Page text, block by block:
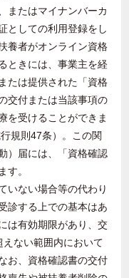
またはマイナンバーカ
としての利用登録をし
養者がオンライン資格
ときには、事業主を経
たは提供された「資格
交付または当該事項の
を受けることができま
規則47条）。この関
）届には、「資格確認
す。
いない場合等の代わり
診する上での基本はあ
は有効期限があり、交
えない範囲内において
お、資格確認書の交付